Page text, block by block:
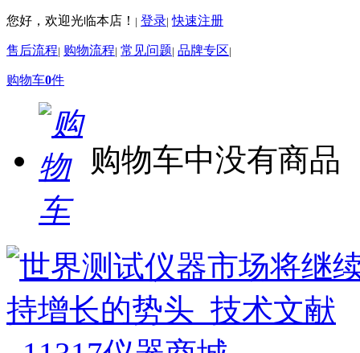
您好，欢迎光临本店！ | 登录| 快速注册
售后流程| 购物流程| 常见问题| 品牌专区|
购物车0件
购物车中没有商品